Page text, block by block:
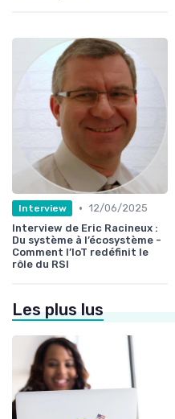
Interview • 12/06/2025
Interview de Eric Racineux :
Du système à l’écosystème -
Comment l’IoT redéfinit le
rôle du RSI
Les plus lus